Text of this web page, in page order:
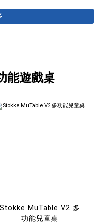
能遊戲桌
Stokke MuTable V2 多
功能兒童桌